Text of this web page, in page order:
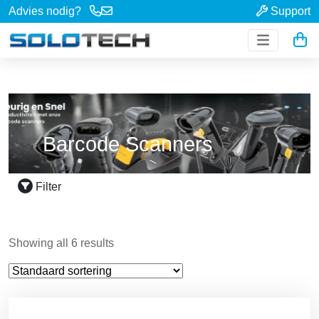
Advies nodig? Support
Barcode Scanners
Filter
Showing all 6 results